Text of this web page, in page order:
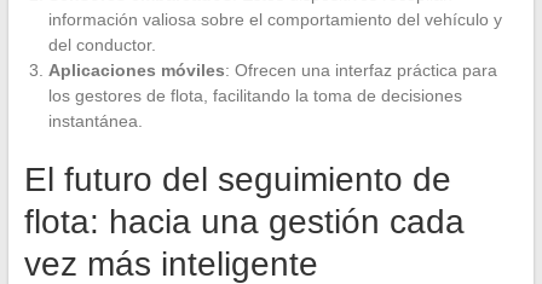
información valiosa sobre el comportamiento del vehículo y
del conductor.
Aplicaciones móviles: Ofrecen una interfaz práctica para
los gestores de flota, facilitando la toma de decisiones
instantánea.
El futuro del seguimiento de
flota: hacia una gestión cada
vez más inteligente